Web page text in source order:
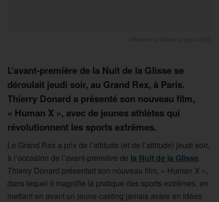
L’avant-première de la Nuit de la Glisse se
déroulait jeudi soir, au Grand Rex, à Paris.
Thierry Donard a présenté son nouveau film,
« Human X », avec de jeunes athlètes qui
révolutionnent les sports extrêmes.
Le Grand Rex a prix de l’altitude (et de l’attitude) jeudi soir,
à l’occasion de l’avant-première de la Nuit de la Glisse.
Thierry Donard présentait son nouveau film, « Human X »,
dans lequel il magnifie la pratique des sports extrêmes, en
mettant en avant un jeune casting jamais avare en idées